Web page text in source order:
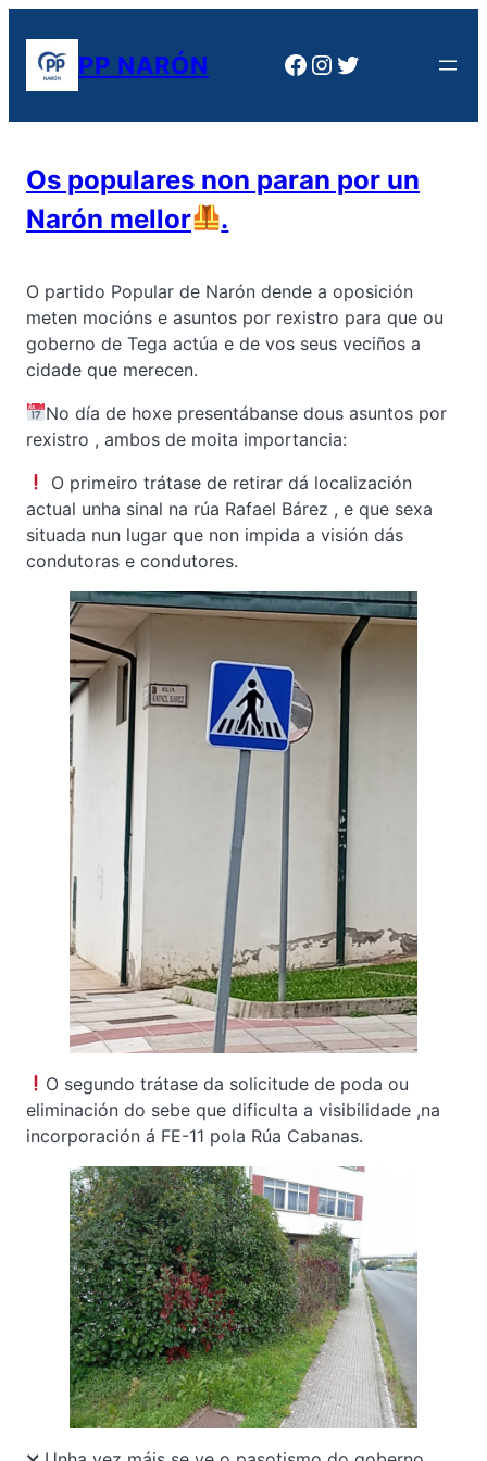
contenidoPP NARÓN Facebook
Instagram
Twitter
Os populares non paran por un
Narón mellor
.
O partido Popular de Narón dende a oposición
meten mocións e asuntos por rexistro para que ou
goberno de Tega actúa e de vos seus veciños a
cidade que merecen.
No día de hoxe presentábanse dous asuntos por
rexistro , ambos de moita importancia:
O primeiro trátase de retirar dá localización
actual unha sinal na rúa Rafael Bárez , e que sexa
situada nun lugar que non impida a visión dás
condutoras e condutores.
O segundo trátase da solicitude de poda ou
eliminación do sebe que dificulta a visibilidade ,na
incorporación á FE-11 pola Rúa Cabanas.